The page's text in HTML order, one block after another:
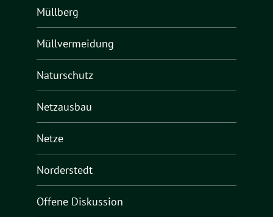
Müllberg
Müllvermeidung
Naturschutz
Netzausbau
Netze
Norderstedt
Offene Diskussion